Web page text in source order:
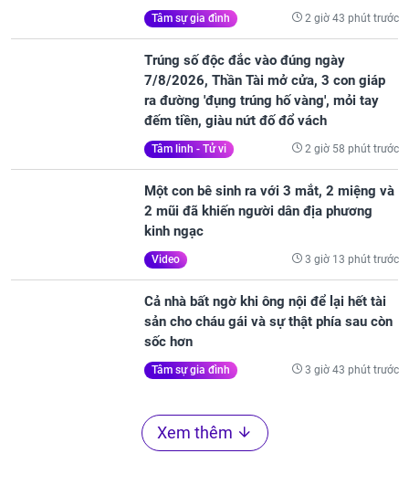
Tâm sự gia đình 2 giờ 43 phút trước
Trúng số độc đắc vào đúng ngày
7/8/2026, Thần Tài mở cửa, 3 con giáp
ra đường 'đụng trúng hố vàng', mỏi tay
đếm tiền, giàu nứt đố đổ vách
Tâm linh - Tử vi 2 giờ 58 phút trước
Một con bê sinh ra với 3 mắt, 2 miệng và
2 mũi đã khiến người dân địa phương
kinh ngạc
Video 3 giờ 13 phút trước
Cả nhà bất ngờ khi ông nội để lại hết tài
sản cho cháu gái và sự thật phía sau còn
sốc hơn
Tâm sự gia đình 3 giờ 43 phút trước
Xem thêm